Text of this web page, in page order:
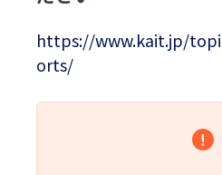
https://www.kait.jp/
orts/